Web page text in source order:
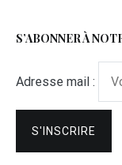
S’ABONNER À
Adresse mail :